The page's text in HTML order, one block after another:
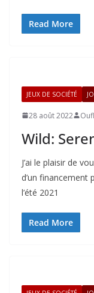
Read More
JEUX DE SOCIÉTÉ
28 août 2022
Wild:
J’ai le plaisir de
d’un
l’été 2021
Read More